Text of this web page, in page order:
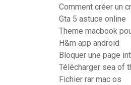
Comment créer un
Gta 5 astuce online
Theme macbook
H&m app android
Bloquer une page
Télécharger sea of
Fichier rar mac os